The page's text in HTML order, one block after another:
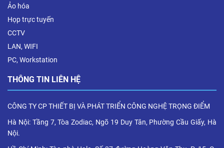
Ảo hóa
Họp trực tuyến
CCTV
LAN, WIFI
PC, Workstation
THÔNG TIN LIÊN HỆ
CÔNG TY CP THIẾT BỊ VÀ PHÁT TRIỂN CÔNG NGHỆ TRỌNG ĐIỂM
Hà Nội: Tầng 7, Tòa Zodiac, Ngõ 19 Duy Tân, Phường Cầu Giấy, Hà
Nội.